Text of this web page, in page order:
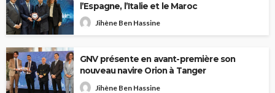
l’Espagne, l’Italie et le Maroc
Jihène Ben Hassine
GNV présente en avant-première son
nouveau navire Orion à Tanger
Jihène Ben Hassine